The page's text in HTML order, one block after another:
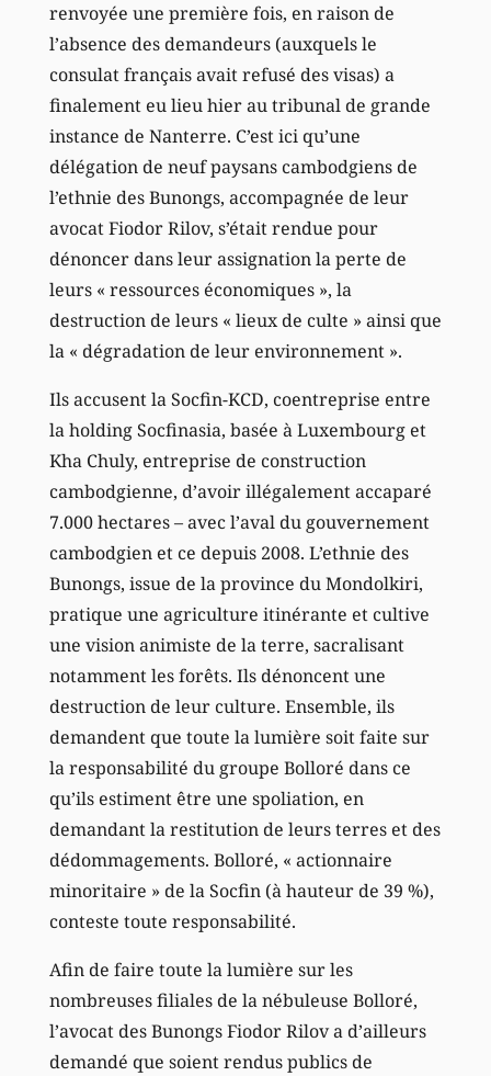
renvoyée une première fois, en raison de
l’absence des demandeurs (auxquels le
consulat français avait refusé des visas) a
finalement eu lieu hier au tribunal de grande
instance de Nanterre. C’est ici qu’une
délégation de neuf paysans cambodgiens de
l’ethnie des Bunongs, accompagnée de leur
avocat Fiodor Rilov, s’était rendue pour
dénoncer dans leur assignation la perte de
leurs « ressources économiques », la
destruction de leurs « lieux de culte » ainsi que
la « dégradation de leur environnement ».
Ils accusent la Socfin-KCD, coentreprise entre
la holding Socfinasia, basée à Luxembourg et
Kha Chuly, entreprise de construction
cambodgienne, d’avoir illégalement accaparé
7.000 hectares – avec l’aval du gouvernement
cambodgien et ce depuis 2008. L’ethnie des
Bunongs, issue de la province du Mondolkiri,
pratique une agriculture itinérante et cultive
une vision animiste de la terre, sacralisant
notamment les forêts. Ils dénoncent une
destruction de leur culture. Ensemble, ils
demandent que toute la lumière soit faite sur
la responsabilité du groupe Bolloré dans ce
qu’ils estiment être une spoliation, en
demandant la restitution de leurs terres et des
dédommagements. Bolloré, « actionnaire
minoritaire » de la Socfin (à hauteur de 39 %),
conteste toute responsabilité.
Afin de faire toute la lumière sur les
nombreuses filiales de la nébuleuse Bolloré,
l’avocat des Bunongs Fiodor Rilov a d’ailleurs
demandé que soient rendus publics de